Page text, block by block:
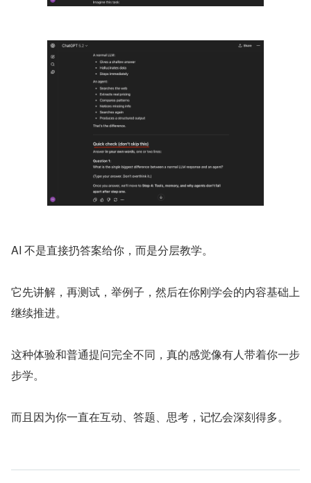
AI 不是直接扔答案给你，而是分层教学。
它先讲解，再测试，举例子，然后在你刚学会的内容基础上
继续推进。
这种体验和普通提问完全不同，真的感觉像有人带着你一步
步学。
而且因为你一直在互动、答题、思考，记忆会深刻得多。